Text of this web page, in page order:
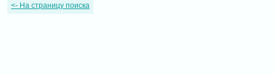
<- На страницу поиска